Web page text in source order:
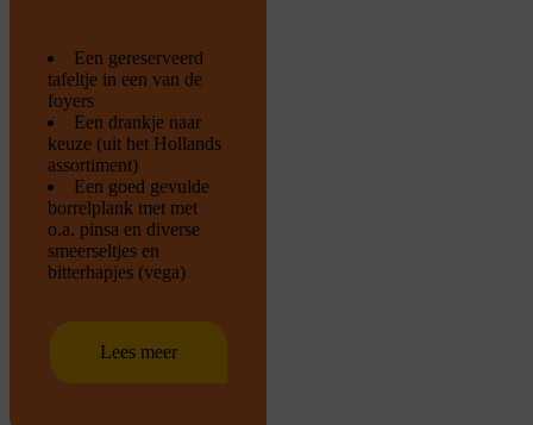
Een gereserveerd
tafeltje in een van de
foyers
Een drankje naar
keuze (uit het Hollands
assortiment)
Een goed gevulde
borrelplank met met
o.a. pinsa en diverse
smeerseltjes en
bitterhapjes (vega)
Lees meer